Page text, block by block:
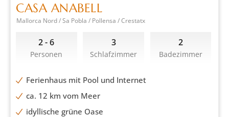
CASA ANABELL
Mallorca Nord / Sa Pobla / Pollensa / Crestatx
2 - 6
Personen
3
Schlafzimmer
2
Badezimmer
Ferienhaus mit Pool und Internet
ca. 12 km vom Meer
idyllische grüne Oase